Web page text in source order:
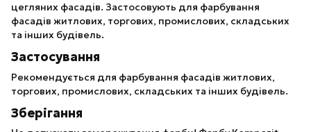
цегляних фасадів. Застосовують для фарбування
фасадів житлових, торгових, промислових, складських
та інших будівель.
Застосування
Рекомендується для фарбування фасадів житлових,
торгових, промислових, складських та інших будівель.
Зберігання